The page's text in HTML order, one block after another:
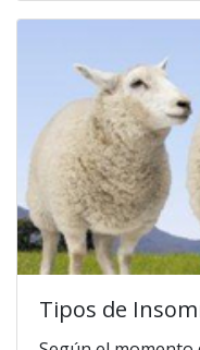
Tipos de